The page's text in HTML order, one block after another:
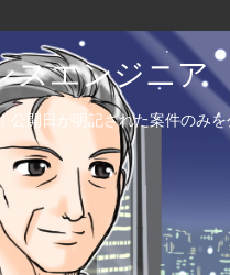
スエンジニア
開日が明記された案件のみを